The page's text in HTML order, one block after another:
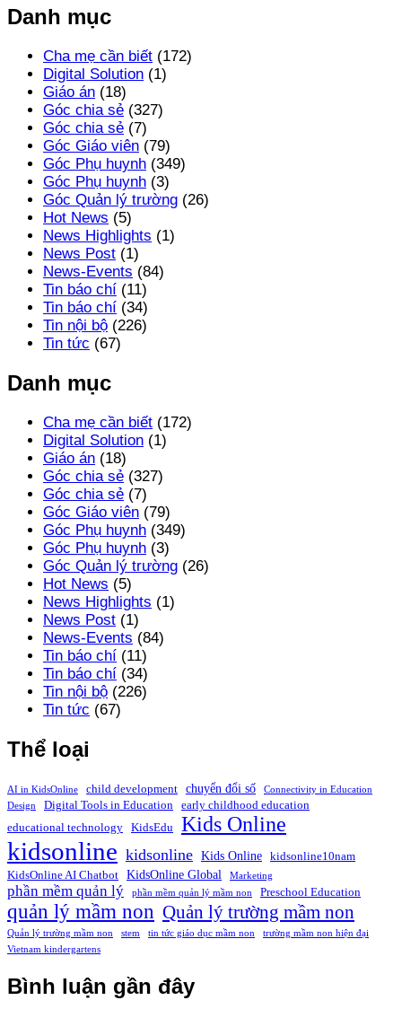
Danh mục
Cha mẹ cần biết (172)
Digital Solution (1)
Giáo án (18)
Góc chia sẻ (327)
Góc chia sẻ (7)
Góc Giáo viên (79)
Góc Phụ huynh (349)
Góc Phụ huynh (3)
Góc Quản lý trường (26)
Hot News (5)
News Highlights (1)
News Post (1)
News-Events (84)
Tin báo chí (11)
Tin báo chí (34)
Tin nội bộ (226)
Tin tức (67)
Danh mục
Cha mẹ cần biết (172)
Digital Solution (1)
Giáo án (18)
Góc chia sẻ (327)
Góc chia sẻ (7)
Góc Giáo viên (79)
Góc Phụ huynh (349)
Góc Phụ huynh (3)
Góc Quản lý trường (26)
Hot News (5)
News Highlights (1)
News Post (1)
News-Events (84)
Tin báo chí (11)
Tin báo chí (34)
Tin nội bộ (226)
Tin tức (67)
Thể loại
AI in KidsOnline child development chuyển đổi số
Connectivity in Education
Design
Digital Tools in Education
early childhood education
educational technology
KidsEdu Kids Online
kidsonline kidsonline Kids Online
kidsonline10nam
KidsOnline AI Chatbot
KidsOnline Global Marketing
phần mềm quản lý phần mềm quản lý mầm non Preschool Education
quản lý mầm non Quản lý trường mầm non
Quản lý trường mầm non stem tin tức giáo dục mầm non
trường mầm non hiện đại
Vietnam kindergartens
Bình luận gần đây